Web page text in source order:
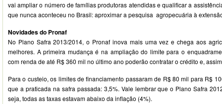
vai ampliar o número de famílias produtoras atendidas e qualificar a
que nunca aconteceu no Brasil: aproximar a pesquisa agropecuária à
Novidades do Pronaf
No Plano Safra 2013/2014, o Pronaf inova mais uma vez e chega aos
melhores. A primeira mudança é na ampliação do limite para o
com renda de até R$ 360 mil no último ano poderão contratar o crédito e,
Para o custeio, os limites de financiamento passaram de R$ 80 mil para R$
que a praticada na safra passada: 3,5%. Vale lembrar que o Plano Safra
seja, todas as taxas estavam abaixo da inflação (4%).